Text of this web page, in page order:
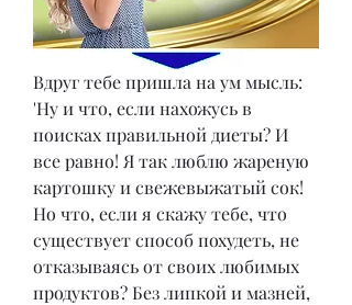
Вдруг тебе пришла на ум мысль:
'Ну и что, если нахожусь в
поисках правильной диеты? И
все равно! Я так люблю жареную
картошку и свежевыжатый сок!
Но что, если я скажу тебе, что
существует способ похудеть, не
отказываясь от своих любимых
продуктов? Без липкой и мазней,